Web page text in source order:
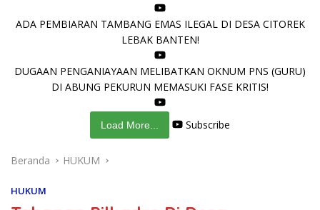
ADA PEMBIARAN TAMBANG EMAS ILEGAL DI DESA CITOREK
LEBAK BANTEN!
DUGAAN PENGANIAYAAN MELIBATKAN OKNUM PNS (GURU)
DI ABUNG PEKURUN MEMASUKI FASE KRITIS!
Load More... Subscribe
Beranda HUKUM
HUKUM